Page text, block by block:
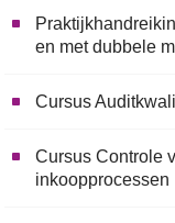
en met dubbele
Cursus
Cursus Controle
inkoopprocessen